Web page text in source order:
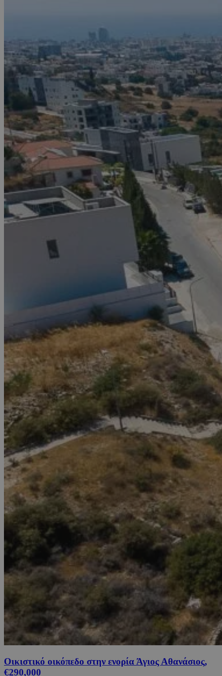
Οικιστικό οικόπεδο στην ενορία Άγιος Αθανάσιος,
€290,000